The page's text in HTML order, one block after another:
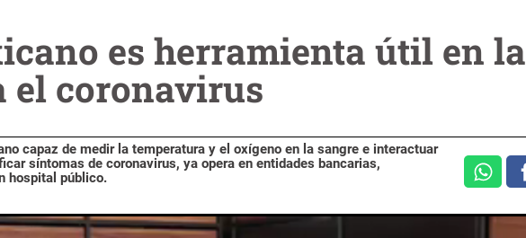
es herramienta útil en la
el coronavirus
capaz de medir la temperatura y el oxígeno en la sangre e interactuar
síntomas de coronavirus, ya opera en entidades bancarias,
hospital público.